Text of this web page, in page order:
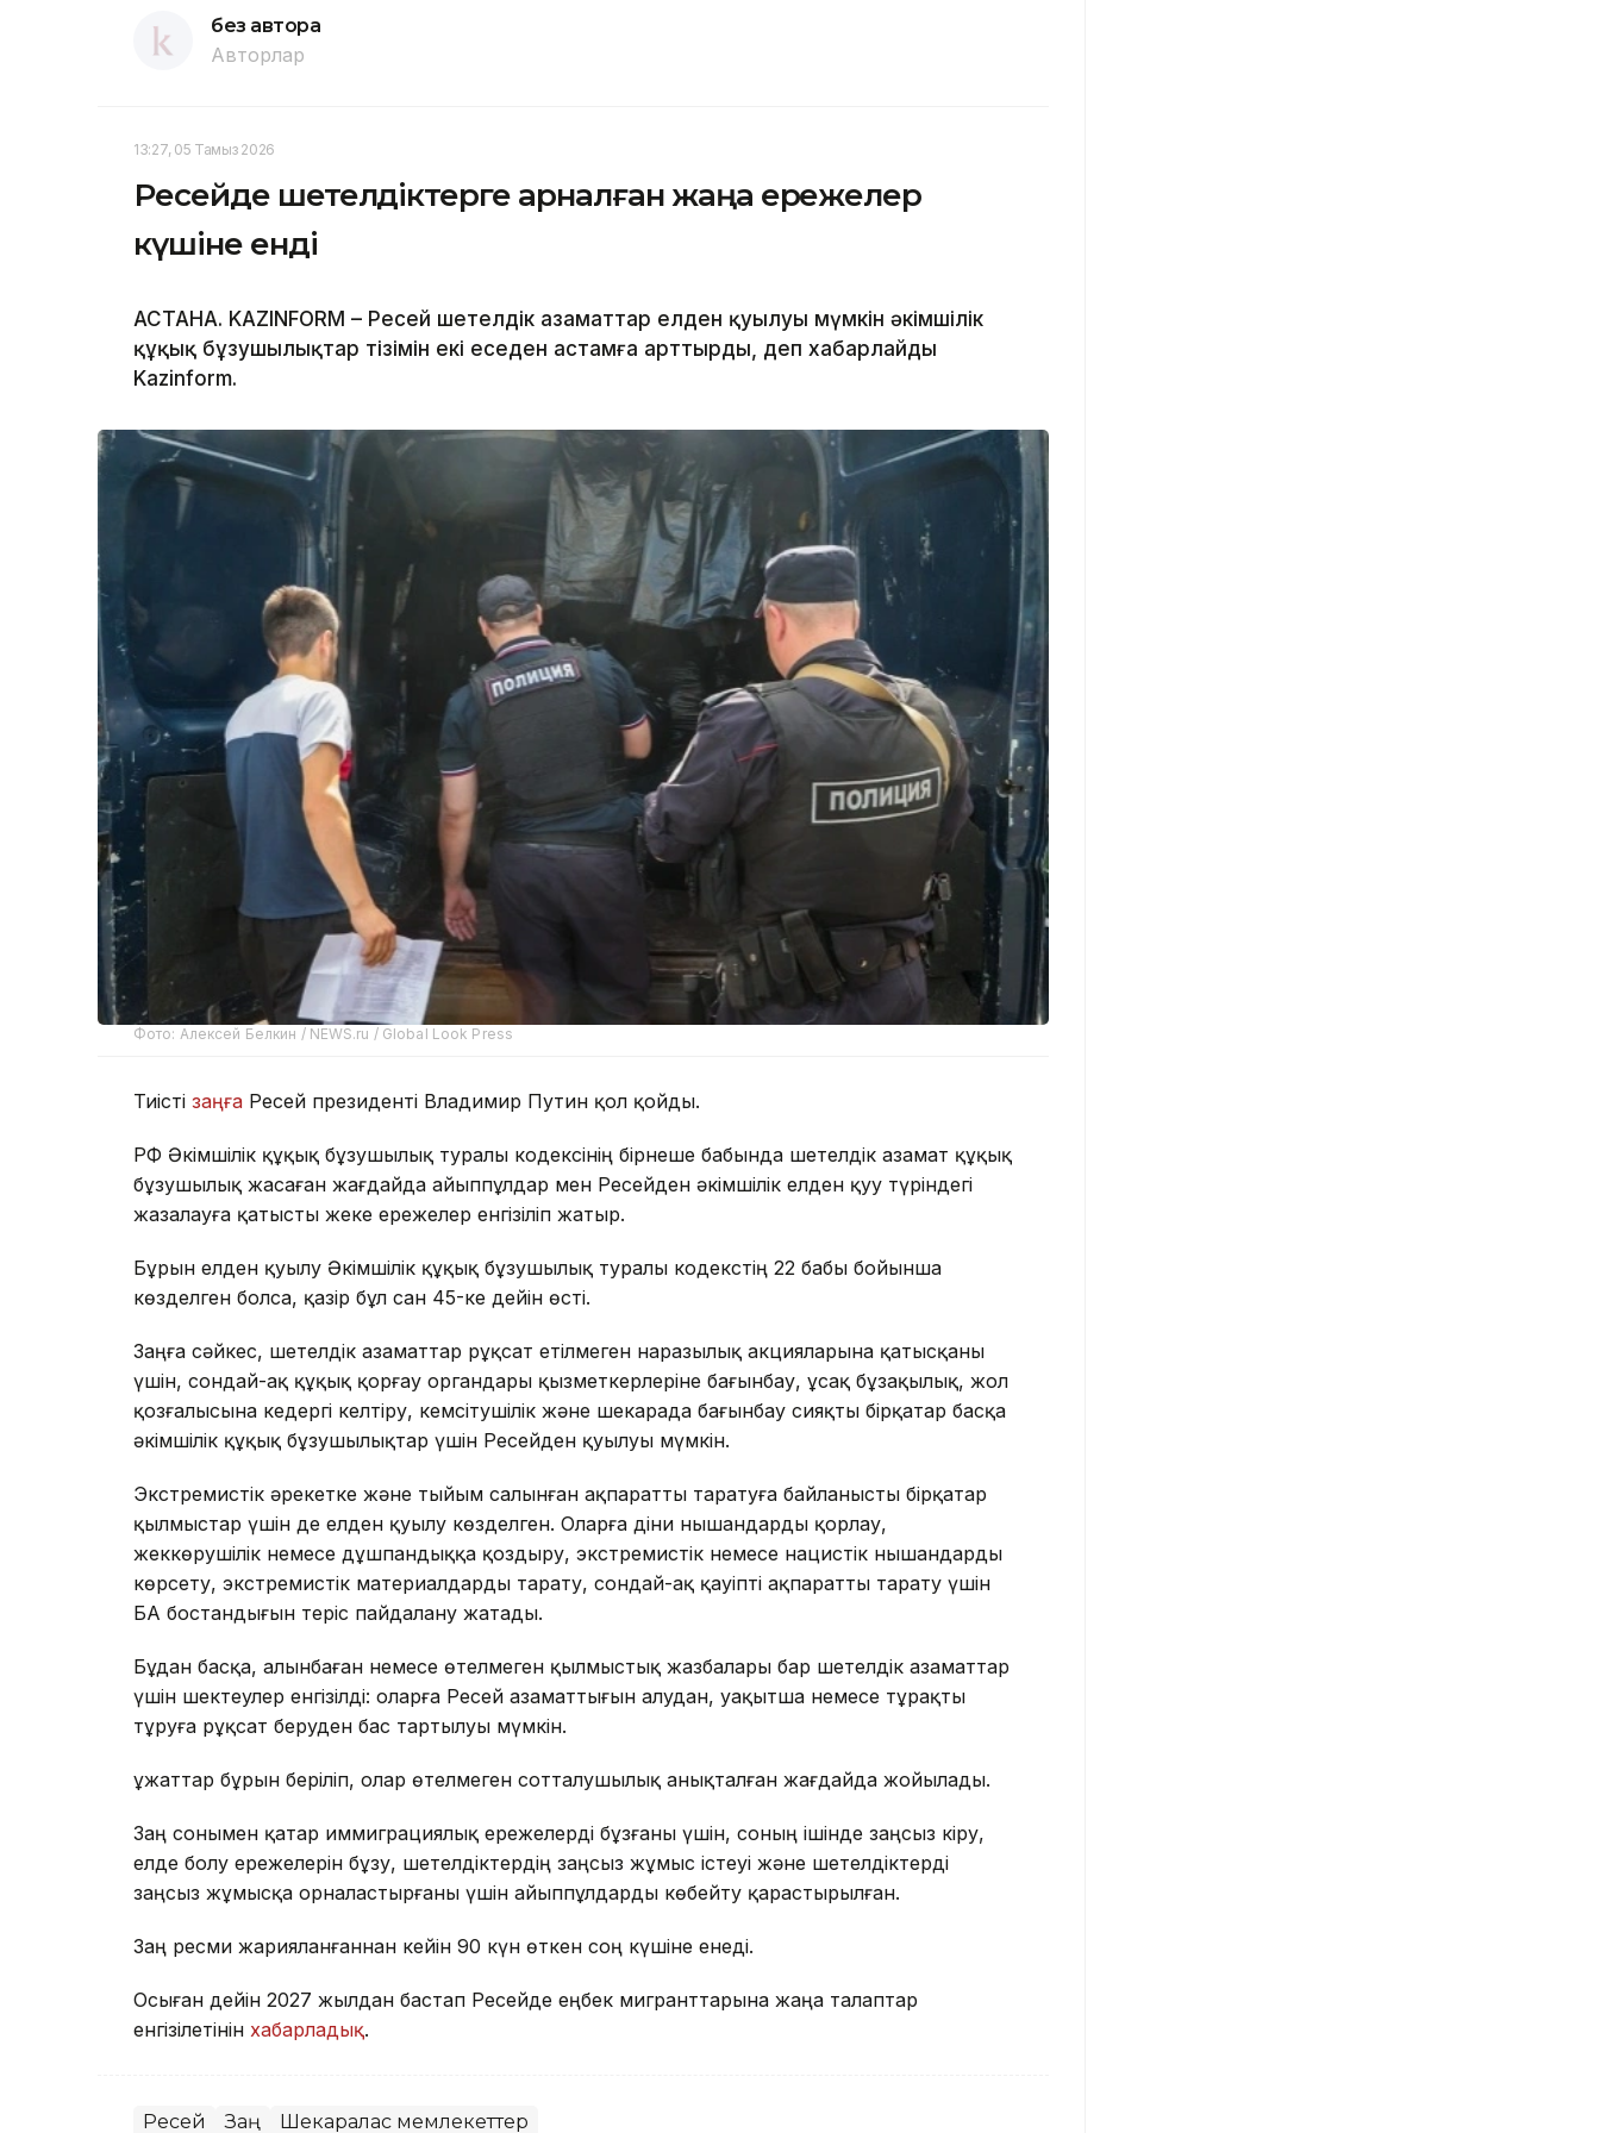
без автора
Авторлар
13:27, 05 Тамыз 2026
Ресейде шетелдіктерге арналған жаңа ережелер
күшіне енді
АСТАНА. KAZINFORM – Ресей шетелдік азаматтар елден қуылуы мүмкін әкімшілік
құқық бұзушылықтар тізімін екі еседен астамға арттырды, деп хабарлайды
Kazinform.
Фото: Алексей Белкин / NEWS.ru / Global Look Press
Тиісті заңға Ресей президенті Владимир Путин қол қойды.
РФ Әкімшілік құқық бұзушылық туралы кодексінің бірнеше бабында шетелдік азамат құқық
бұзушылық жасаған жағдайда айыппұлдар мен Ресейден әкімшілік елден қуу түріндегі
жазалауға қатысты жеке ережелер енгізіліп жатыр.
Бұрын елден қуылу Әкімшілік құқық бұзушылық туралы кодекстің 22 бабы бойынша
көзделген болса, қазір бұл сан 45-ке дейін өсті.
Заңға сәйкес, шетелдік азаматтар рұқсат етілмеген наразылық акцияларына қатысқаны
үшін, сондай-ақ құқық қорғау органдары қызметкерлеріне бағынбау, ұсақ бұзақылық, жол
қозғалысына кедергі келтіру, кемсітушілік және шекарада бағынбау сияқты бірқатар басқа
әкімшілік құқық бұзушылықтар үшін Ресейден қуылуы мүмкін.
Экстремистік әрекетке және тыйым салынған ақпаратты таратуға байланысты бірқатар
қылмыстар үшін де елден қуылу көзделген. Оларға діни нышандарды қорлау,
жеккөрушілік немесе дұшпандыққа қоздыру, экстремистік немесе нацистік нышандарды
көрсету, экстремистік материалдарды тарату, сондай-ақ қауіпті ақпаратты тарату үшін
БАҚ бостандығын теріс пайдалану жатады.
Бұдан басқа, алынбаған немесе өтелмеген қылмыстық жазбалары бар шетелдік азаматтар
үшін шектеулер енгізілді: оларға Ресей азаматтығын алудан, уақытша немесе тұрақты
тұруға рұқсат беруден бас тартылуы мүмкін.
Құжаттар бұрын беріліп, олар өтелмеген сотталушылық анықталған жағдайда жойылады.
Заң сонымен қатар иммиграциялық ережелерді бұзғаны үшін, соның ішінде заңсыз кіру,
елде болу ережелерін бұзу, шетелдіктердің заңсыз жұмыс істеуі және шетелдіктерді
заңсыз жұмысқа орналастырғаны үшін айыппұлдарды көбейту қарастырылған.
Заң ресми жарияланғаннан кейін 90 күн өткен соң күшіне енеді.
Осыған дейін 2027 жылдан бастап Ресейде еңбек мигранттарына жаңа талаптар
енгізілетінін хабарладық.
Ресей Заң Шекаралас мемлекеттер